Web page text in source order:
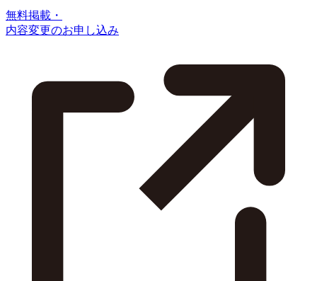
無料掲載・
内容変更のお申し込み